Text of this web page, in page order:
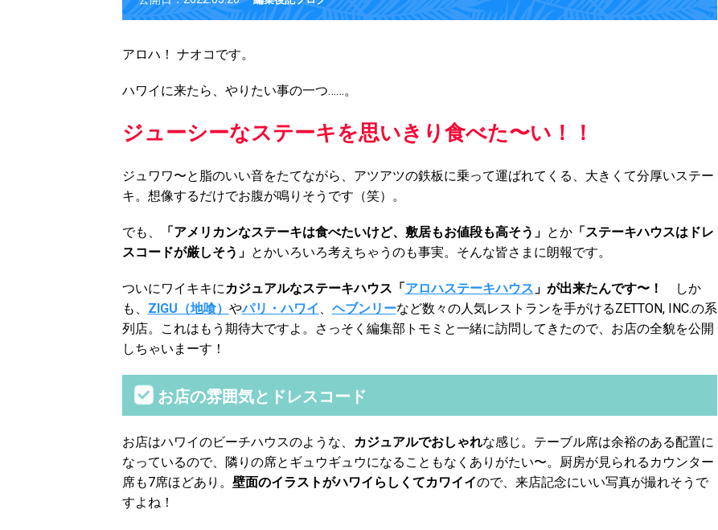
アロハ！ ナオコです。
ハワイに来たら、やりたい事の一つ……。
ジューシーなステーキを思いきり食べた〜い！！
ジュワワ〜と脂のいい音をたてながら、アツアツの鉄板に乗って運ばれてくる、大きくて分厚いステー
キ。想像するだけでお腹が鳴りそうです（笑）。
でも、 「アメリカンなステーキは食べたいけど、敷居もお値段も高そう」 とか「ステーキハウスはドレ
スコードが厳しそう」 とかいろいろ考えちゃうのも事実。そんな皆さまに朗報です。
ついにワイキキにカジュアルなステーキハウス「アロハステーキハウス 」が出来たんです〜！
しか
も、 ZIGU（地喰） やパリ・ハワイ 、 ヘブンリーなど数々の人気レストランを手がけるZETTON, INC.の系
列店。これはもう期待大ですよ。さっそく編集部トモミと一緒に訪問してきたので、お店の全貌を公開
しちゃいまーす！
お店の雰囲気とドレスコード
お店はハワイのビーチハウスのような、 カジュアルでおしゃれな感じ。テーブル席は余裕のある配置に
なっているので、隣りの席とギュウギュウになることもなくありがたい〜。厨房が見られるカウンター
席も7席ほどあり。 壁面のイラストがハワイらしくてカワイイので、来店記念にいい写真が撮れそうで
すよね！